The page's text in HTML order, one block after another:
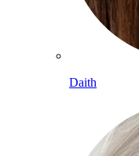
Daith